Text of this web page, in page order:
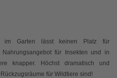
im Garten lässt keinen Platz für
für Insekten und in
knapper. Höchst dramatisch und
für Wildtiere sind!